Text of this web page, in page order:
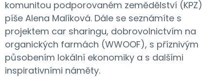
komunitou podporovaném zemědělství (KPZ)
píše Alena Malíková. Dále se seznámíte s
projektem car sharingu, dobrovolnictvím na
organických farmách (WWOOF), s příznivým
působením lokální ekonomiky a s dalšími
inspirativními náměty.